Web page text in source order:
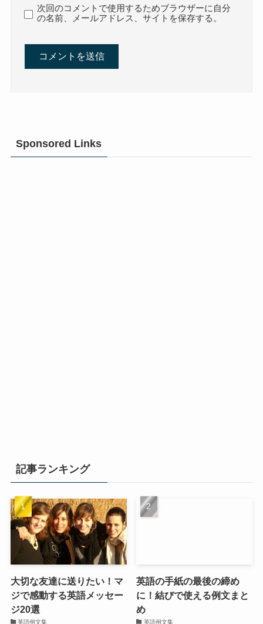
次回のコメントで使用するためブラウザーに自分
の名前、メールアドレス、サイトを保存する。
Sponsored Links
記事ランキング
大切な友達に送りたい！マ
ジで感動する英語メッセー
ジ20選
英語例文集
英語の手紙の最後の締め
に！結びで使える例文まと
め
英語例文集